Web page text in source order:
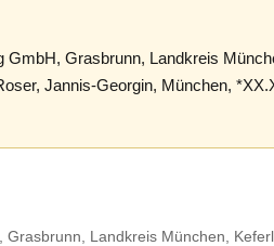
Grasbrunn, Landkreis
Jannis-Georgin, München,
Grasbrunn, Landkreis München,